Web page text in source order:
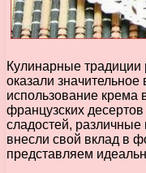
Кулинарные традиции
оказали
использование
французских
сладостей,
внесли свой вклад в
представляем